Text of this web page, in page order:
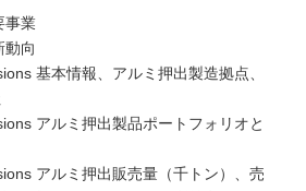
事業
動向
基本情報、アルミ押出製造拠点、
アルミ押出製品ポートフォリオと
アルミ押出販売量（千トン）、売